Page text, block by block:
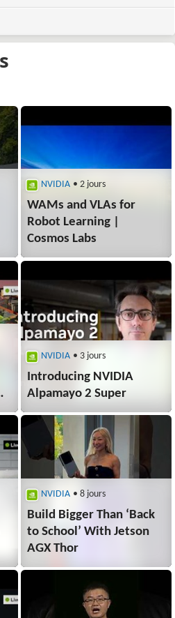
NVIDIA • 2 jours
WAMs and VLAs for
Robot Learning |
Cosmos Labs
NVIDIA • 3 jours
Introducing NVIDIA
Alpamayo 2 Super
NVIDIA • 8 jours
Build Bigger Than ‘Back
to School’ With Jetson
AGX Thor